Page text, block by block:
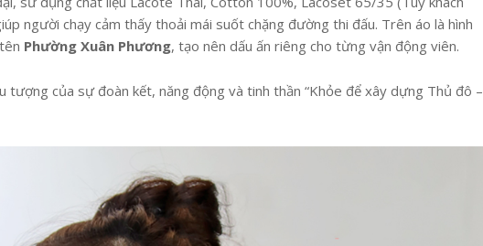
người chạy cảm thấy thoải mái suốt chặng đường thi đấu. Trên áo là hình
Phường Xuân Phương, tạo nên dấu ấn riêng cho từng vận động viên.
tượng của sự đoàn kết, năng động và tinh thần “Khỏe để xây dựng Thủ đô –